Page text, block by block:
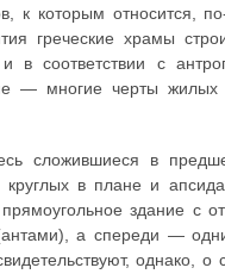
к которым относится,
греческие храмы
в соответствии с
— многие черты
сложившиеся в
в плане и
здание с
а спереди —
однако, о